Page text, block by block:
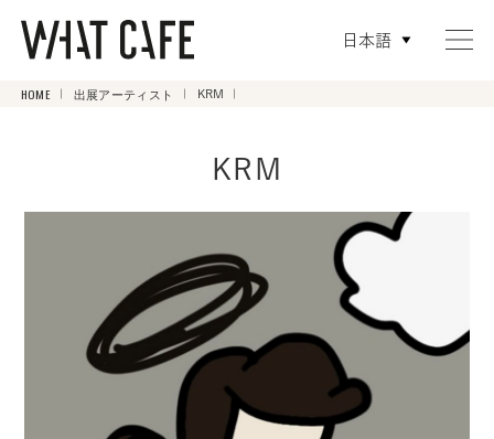
日本語
HOME 出展アーティスト KRM
KRM